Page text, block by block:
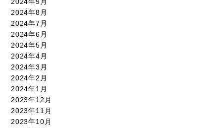
2024年9月
2024年8月
2024年7月
2024年6月
2024年5月
2024年4月
2024年3月
2024年2月
2024年1月
2023年12月
2023年11月
2023年10月